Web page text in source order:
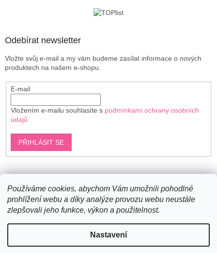
Používáme cookies, abychom Vám umožnili pohodlné
prohlížení webu a díky analýze provozu webu neustále
zlepšovali jeho funkce, výkon a použitelnost.
Nastavení
Odebírat newsletter
Vložte svůj e-mail a my vám budeme zasílat informace o nových
produktech na našem e-shopu.
E-mail
Vložením e-mailu souhlasíte s podmínkami ochrany osobních
údajů
PŘIHLÁSIT SE